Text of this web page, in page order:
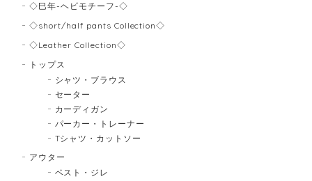
◇巳年-ヘビモチーフ-◇
◇short/half pants Collection◇
◇Leather Collection◇
トップス
シャツ・ブラウス
セーター
カーディガン
パーカー・トレーナー
Tシャツ・カットソー
アウター
ベスト・ジレ